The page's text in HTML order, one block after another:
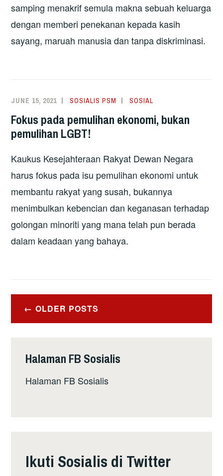
samping menakrif semula makna sebuah keluarga
dengan memberi penekanan kepada kasih
sayang, maruah manusia dan tanpa diskriminasi.
JUNE 15, 2021 SOSIALIS PSM SOSIAL
Fokus pada pemulihan ekonomi, bukan
pemulihan LGBT!
Kaukus Kesejahteraan Rakyat Dewan Negara
harus fokus pada isu pemulihan ekonomi untuk
membantu rakyat yang susah, bukannya
menimbulkan kebencian dan keganasan terhadap
golongan minoriti yang mana telah pun berada
dalam keadaan yang bahaya.
Posts
navigation
OLDER POSTS
Halaman FB Sosialis
Halaman FB Sosialis
Ikuti Sosialis di Twitter